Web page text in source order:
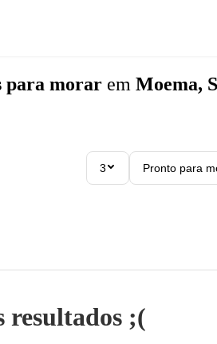
para morar em Moema,
3 Pronto para
resultados ;(